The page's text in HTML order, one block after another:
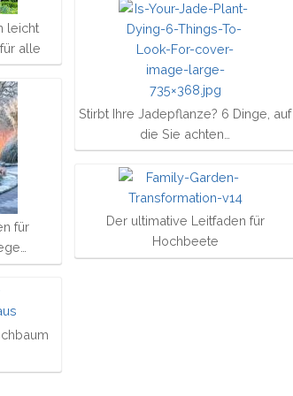
leicht
alle
für
Stirbt Ihre Jadepflanze? 6 Dinge, auf
die Sie achten…
Der ultimative Leitfaden für
Hochbeete